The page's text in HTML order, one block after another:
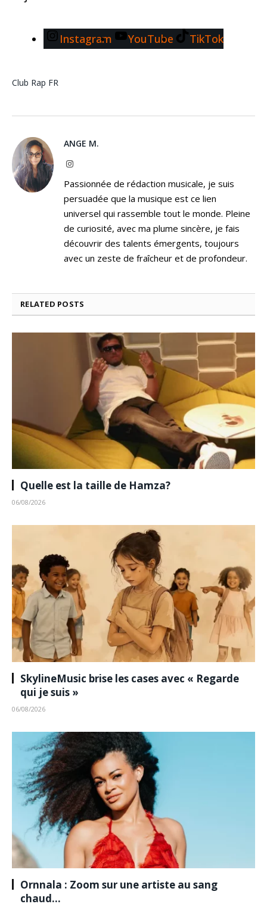
Instagram YouTube TikTok
Club Rap FR
ANGE M.
Instagram
Passionnée de rédaction musicale, je suis
persuadée que la musique est ce lien
universel qui rassemble tout le monde. Pleine
de curiosité, avec ma plume sincère, je fais
découvrir des talents émergents, toujours
avec un zeste de fraîcheur et de profondeur.
RELATED POSTS
Quelle est la taille de Hamza?
06/08/2026
SkylineMusic brise les cases avec « Regarde
qui je suis »
06/08/2026
Ornnala : Zoom sur une artiste au sang
chaud…